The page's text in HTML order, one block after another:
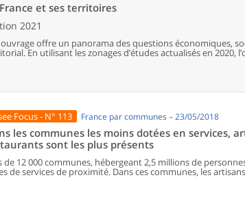
et ses territoires
2021
offre un panorama des questions économiques,
En utilisant les zonages d’études actualisés en 2020,
en France, sur les forces et faiblesses des
Focus - N° 113 France par communes – 23/05/2018
les communes les moins dotées en services,
sont les plus présents
de 12 000 communes, hébergeant 2,5 millions de
de services de proximité. Dans ces communes, les
suivis des services de réparation automobile et de
comme les boulangeries ou les supérettes,